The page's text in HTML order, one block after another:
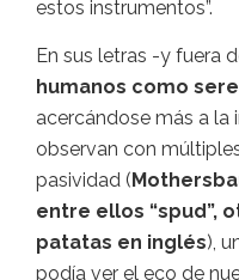
estos instrumentos”.
En sus letras -y fuera
humanos como
acercándose más a la
observan con
pasividad (
entre ellos “spud”,
patatas en inglés),
podía ver el eco de